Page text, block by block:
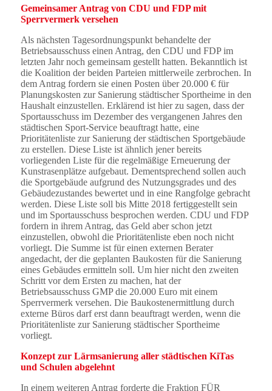
Gemeinsamer Antrag von CDU und FDP mit
Sperrvermerk versehen
Als nächsten Tagesordnungspunkt behandelte der
Betriebsausschuss einen Antrag, den CDU und FDP im
letzten Jahr noch gemeinsam gestellt hatten. Bekanntlich ist
die Koalition der beiden Parteien mittlerweile zerbrochen. In
dem Antrag fordern sie einen Posten über 20.000 € für
Planungskosten zur Sanierung städtischer Sportheime in den
Haushalt einzustellen. Erklärend ist hier zu sagen, dass der
Sportausschuss im Dezember des vergangenen Jahres den
städtischen Sport-Service beauftragt hatte, eine
Prioritätenliste zur Sanierung der städtischen Sportgebäude
zu erstellen. Diese Liste ist ähnlich jener bereits
vorliegenden Liste für die regelmäßige Erneuerung der
Kunstrasenplätze aufgebaut. Dementsprechend sollen auch
die Sportgebäude aufgrund des Nutzungsgrades und des
Gebäudezustandes bewertet und in eine Rangfolge gebracht
werden. Diese Liste soll bis Mitte 2018 fertiggestellt sein
und im Sportausschuss besprochen werden. CDU und FDP
fordern in ihrem Antrag, das Geld aber schon jetzt
einzustellen, obwohl die Prioritätenliste eben noch nicht
vorliegt. Die Summe ist für einen externen Berater
angedacht, der die geplanten Baukosten für die Sanierung
eines Gebäudes ermitteln soll. Um hier nicht den zweiten
Schritt vor dem Ersten zu machen, hat der
Betriebsausschuss GMP die 20.000 Euro mit einem
Sperrvermerk versehen. Die Baukostenermittlung durch
externe Büros darf erst dann beauftragt werden, wenn die
Prioritätenliste zur Sanierung städtischer Sportheime
vorliegt.
Konzept zur Lärmsanierung aller städtischen KiTas
und Schulen abgelehnt
In einem weiteren Antrag forderte die Fraktion FÜR